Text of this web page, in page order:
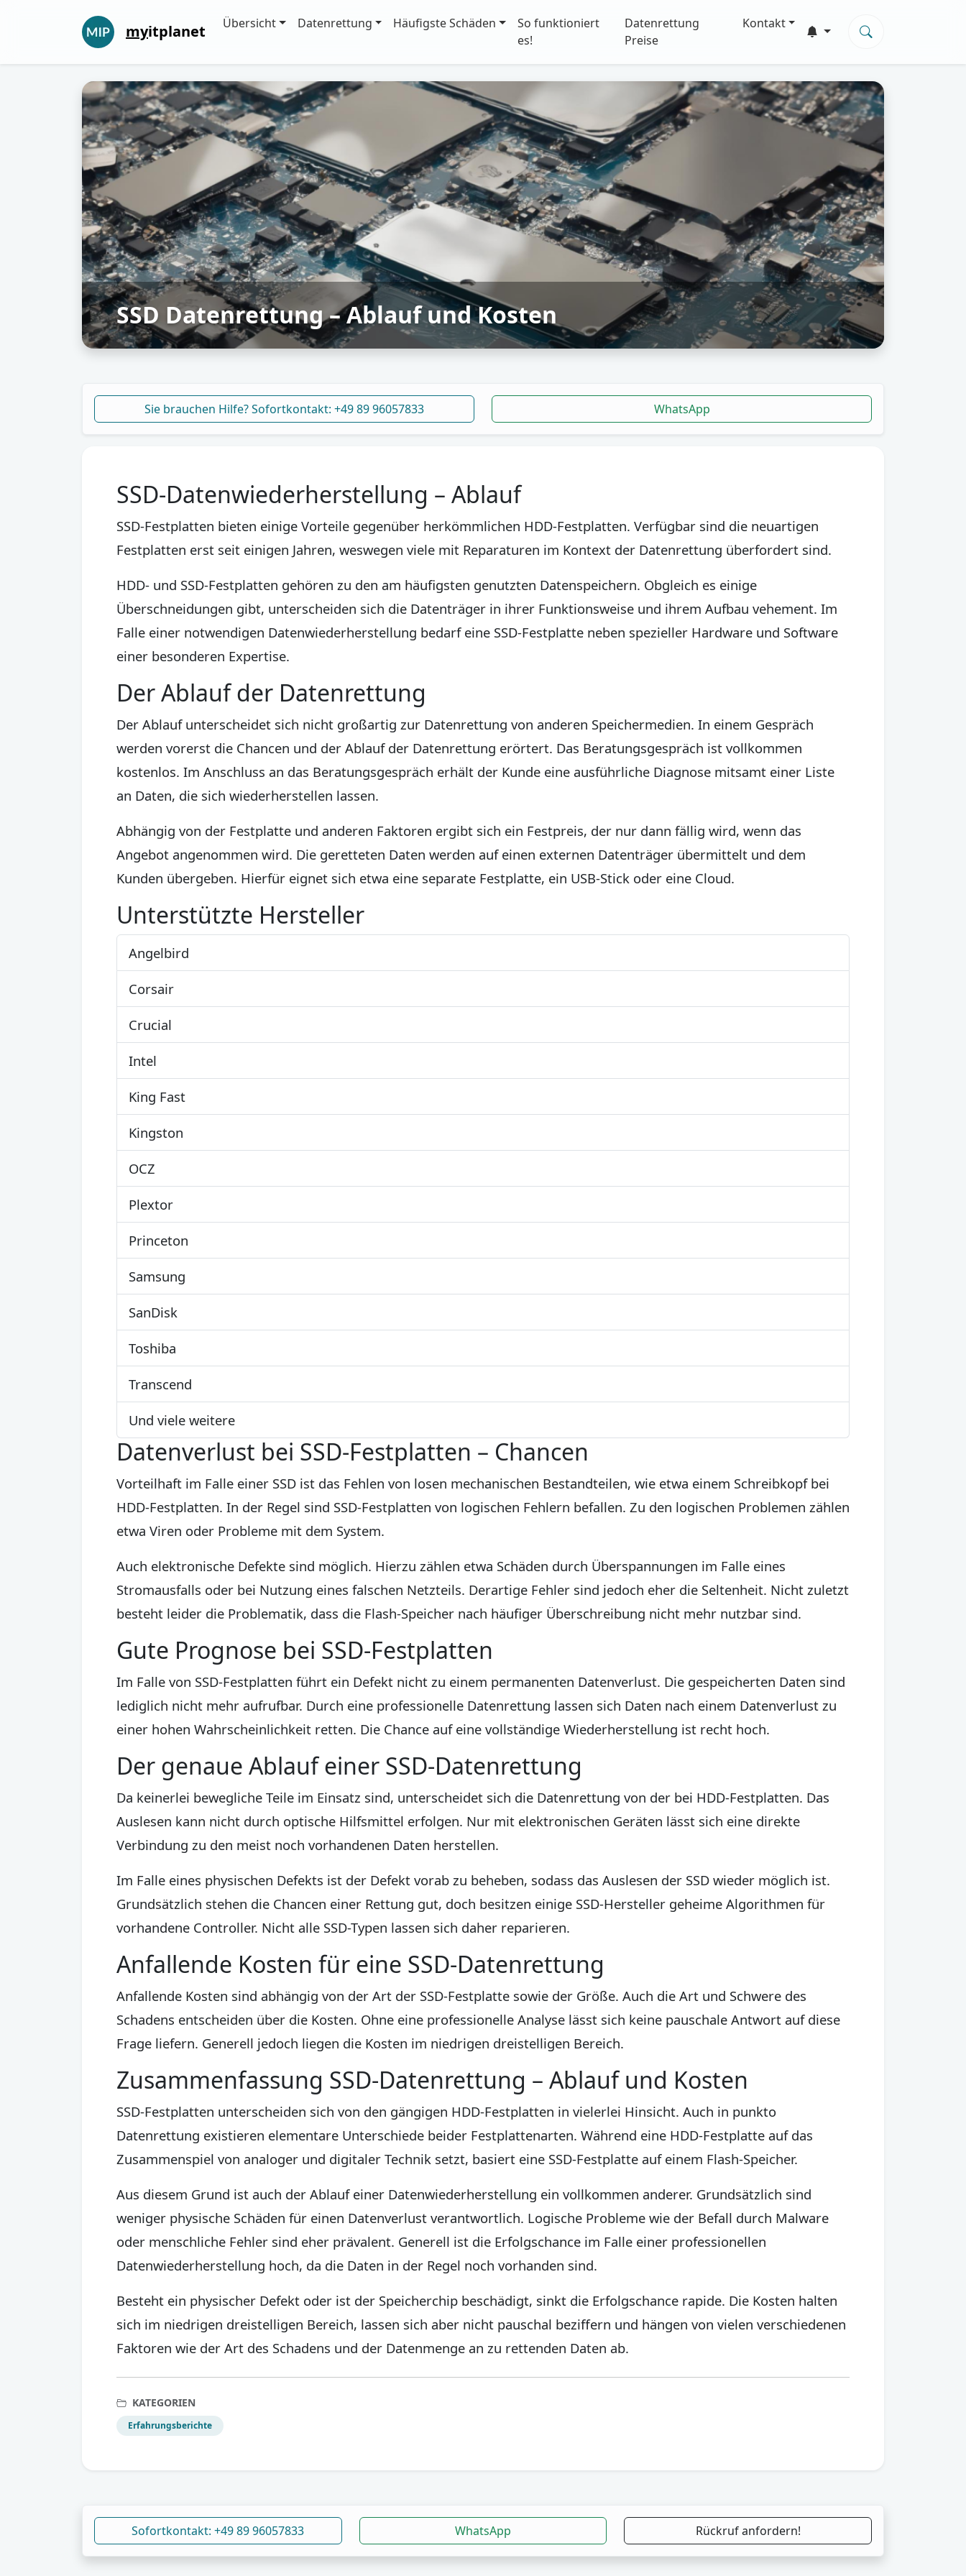
myitplanet Übersicht Datenrettung Häufigste Schäden
So funktioniert
es!
Datenrettung
Preise
Kontakt
SSD Datenrettung – Ablauf und Kosten
Sie brauchen Hilfe? Sofortkontakt: +49 89 96057833 WhatsApp
SSD-Datenwiederherstellung – Ablauf
SSD-Festplatten bieten einige Vorteile gegenüber herkömmlichen HDD-Festplatten. Verfügbar sind die neuartigen
Festplatten erst seit einigen Jahren, weswegen viele mit Reparaturen im Kontext der Datenrettung überfordert sind.
HDD- und SSD-Festplatten gehören zu den am häufigsten genutzten Datenspeichern. Obgleich es einige
Überschneidungen gibt, unterscheiden sich die Datenträger in ihrer Funktionsweise und ihrem Aufbau vehement. Im
Falle einer notwendigen Datenwiederherstellung bedarf eine SSD-Festplatte neben spezieller Hardware und Software
einer besonderen Expertise.
Der Ablauf der Datenrettung
Der Ablauf unterscheidet sich nicht großartig zur Datenrettung von anderen Speichermedien. In einem Gespräch
werden vorerst die Chancen und der Ablauf der Datenrettung erörtert. Das Beratungsgespräch ist vollkommen
kostenlos. Im Anschluss an das Beratungsgespräch erhält der Kunde eine ausführliche Diagnose mitsamt einer Liste
an Daten, die sich wiederherstellen lassen.
Abhängig von der Festplatte und anderen Faktoren ergibt sich ein Festpreis, der nur dann fällig wird, wenn das
Angebot angenommen wird. Die geretteten Daten werden auf einen externen Datenträger übermittelt und dem
Kunden übergeben. Hierfür eignet sich etwa eine separate Festplatte, ein USB-Stick oder eine Cloud.
Unterstützte Hersteller
Angelbird
Corsair
Crucial
Intel
King Fast
Kingston
OCZ
Plextor
Princeton
Samsung
SanDisk
Toshiba
Transcend
Und viele weitere
Datenverlust bei SSD-Festplatten – Chancen
Vorteilhaft im Falle einer SSD ist das Fehlen von losen mechanischen Bestandteilen, wie etwa einem Schreibkopf bei
HDD-Festplatten. In der Regel sind SSD-Festplatten von logischen Fehlern befallen. Zu den logischen Problemen zählen
etwa Viren oder Probleme mit dem System.
Auch elektronische Defekte sind möglich. Hierzu zählen etwa Schäden durch Überspannungen im Falle eines
Stromausfalls oder bei Nutzung eines falschen Netzteils. Derartige Fehler sind jedoch eher die Seltenheit. Nicht zuletzt
besteht leider die Problematik, dass die Flash-Speicher nach häufiger Überschreibung nicht mehr nutzbar sind.
Gute Prognose bei SSD-Festplatten
Im Falle von SSD-Festplatten führt ein Defekt nicht zu einem permanenten Datenverlust. Die gespeicherten Daten sind
lediglich nicht mehr aufrufbar. Durch eine professionelle Datenrettung lassen sich Daten nach einem Datenverlust zu
einer hohen Wahrscheinlichkeit retten. Die Chance auf eine vollständige Wiederherstellung ist recht hoch.
Der genaue Ablauf einer SSD-Datenrettung
Da keinerlei bewegliche Teile im Einsatz sind, unterscheidet sich die Datenrettung von der bei HDD-Festplatten. Das
Auslesen kann nicht durch optische Hilfsmittel erfolgen. Nur mit elektronischen Geräten lässt sich eine direkte
Verbindung zu den meist noch vorhandenen Daten herstellen.
Im Falle eines physischen Defekts ist der Defekt vorab zu beheben, sodass das Auslesen der SSD wieder möglich ist.
Grundsätzlich stehen die Chancen einer Rettung gut, doch besitzen einige SSD-Hersteller geheime Algorithmen für
vorhandene Controller. Nicht alle SSD-Typen lassen sich daher reparieren.
Anfallende Kosten für eine SSD-Datenrettung
Anfallende Kosten sind abhängig von der Art der SSD-Festplatte sowie der Größe. Auch die Art und Schwere des
Schadens entscheiden über die Kosten. Ohne eine professionelle Analyse lässt sich keine pauschale Antwort auf diese
Frage liefern. Generell jedoch liegen die Kosten im niedrigen dreistelligen Bereich.
Zusammenfassung SSD-Datenrettung – Ablauf und Kosten
SSD-Festplatten unterscheiden sich von den gängigen HDD-Festplatten in vielerlei Hinsicht. Auch in punkto
Datenrettung existieren elementare Unterschiede beider Festplattenarten. Während eine HDD-Festplatte auf das
Zusammenspiel von analoger und digitaler Technik setzt, basiert eine SSD-Festplatte auf einem Flash-Speicher.
Aus diesem Grund ist auch der Ablauf einer Datenwiederherstellung ein vollkommen anderer. Grundsätzlich sind
weniger physische Schäden für einen Datenverlust verantwortlich. Logische Probleme wie der Befall durch Malware
oder menschliche Fehler sind eher prävalent. Generell ist die Erfolgschance im Falle einer professionellen
Datenwiederherstellung hoch, da die Daten in der Regel noch vorhanden sind.
Besteht ein physischer Defekt oder ist der Speicherchip beschädigt, sinkt die Erfolgschance rapide. Die Kosten halten
sich im niedrigen dreistelligen Bereich, lassen sich aber nicht pauschal beziffern und hängen von vielen verschiedenen
Faktoren wie der Art des Schadens und der Datenmenge an zu rettenden Daten ab.
KATEGORIEN
Erfahrungsberichte
Sofortkontakt: +49 89 96057833 WhatsApp Rückruf anfordern!